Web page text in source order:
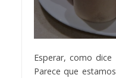
Esperar, como
Parece que